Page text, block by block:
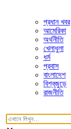
প্রধান খবর
আমেরিকা
অর্থনীতি
খেলাধুলা
ধর্ম
প্রবাস
বাংলাদেশ
বিশ্বজুড়ে
রাজনীতি